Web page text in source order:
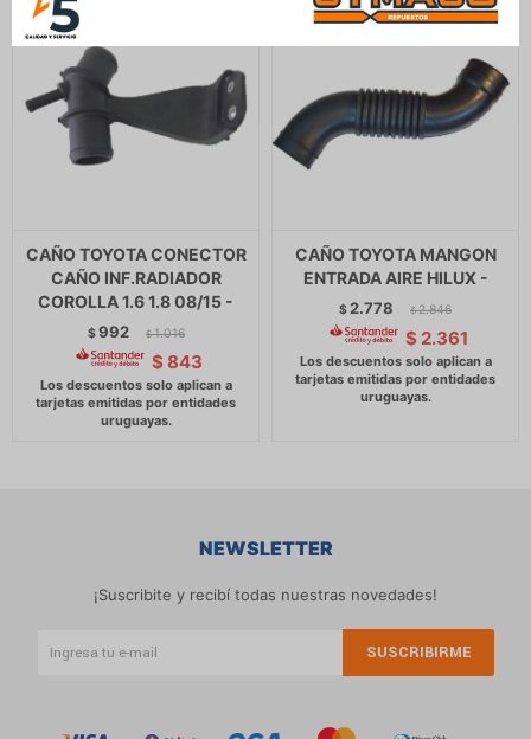
CAÑO TOYOTA CONECTOR
CAÑO INF.RADIADOR
COROLLA 1.6 1.8 08/15 -
$992 $ 1.016
$ 843
CAÑO TOYOTA MANGON
ENTRADA AIRE HILUX -
$ 2.778 $ 2.846
$ 2.361
NEWSLETTER
¡Suscribite y recibí todas nuestras novedades!
SUSCRIBIRME